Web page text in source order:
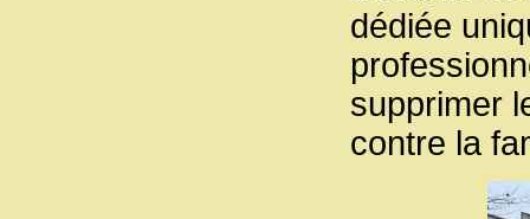
dédiée
supprimer
contre la